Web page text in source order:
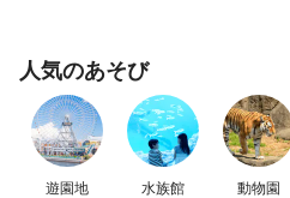
人気のあそび
遊園地 水族館 動物園